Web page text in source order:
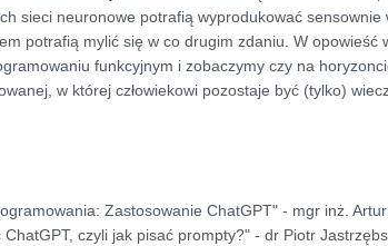
sieci neuronowe potrafią wyprodukować sensownie
potrafią mylić się w co drugim zdaniu. W opowieść
funkcyjnym i zobaczymy czy na
w której człowiekowi pozostaje być (tylko)
Zastosowanie ChatGPT" - mgr inż.
ChatGPT, czyli jak pisać prompty?" - dr Piotr